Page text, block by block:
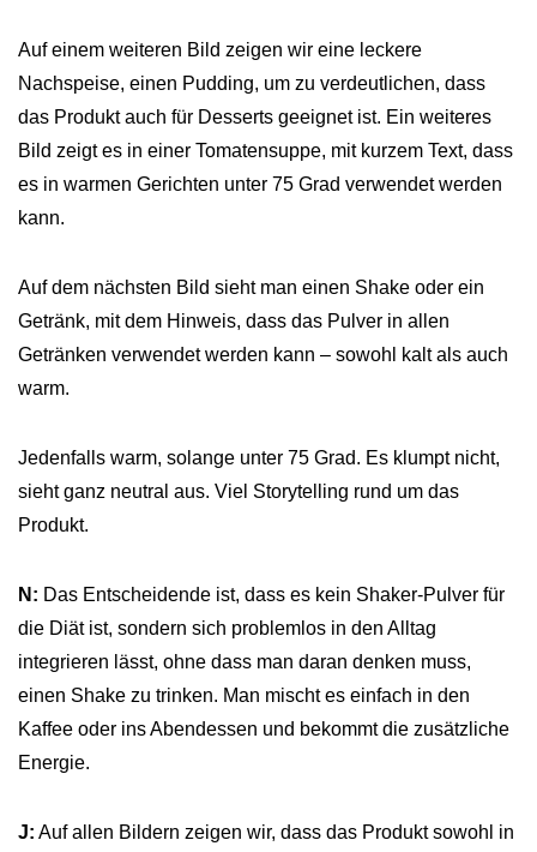
Auf einem weiteren Bild zeigen wir eine leckere
Nachspeise, einen Pudding, um zu verdeutlichen, dass
das Produkt auch für Desserts geeignet ist. Ein weiteres
Bild zeigt es in einer Tomatensuppe, mit kurzem Text, dass
es in warmen Gerichten unter 75 Grad verwendet werden
kann.
Auf dem nächsten Bild sieht man einen Shake oder ein
Getränk, mit dem Hinweis, dass das Pulver in allen
Getränken verwendet werden kann – sowohl kalt als auch
warm.
Jedenfalls warm, solange unter 75 Grad. Es klumpt nicht,
sieht ganz neutral aus. Viel Storytelling rund um das
Produkt.
N: Das Entscheidende ist, dass es kein Shaker-Pulver für
die Diät ist, sondern sich problemlos in den Alltag
integrieren lässt, ohne dass man daran denken muss,
einen Shake zu trinken. Man mischt es einfach in den
Kaffee oder ins Abendessen und bekommt die zusätzliche
Energie.
J: Auf allen Bildern zeigen wir, dass das Produkt sowohl in